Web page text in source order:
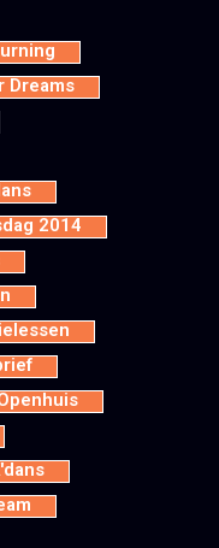
Dreams
2014